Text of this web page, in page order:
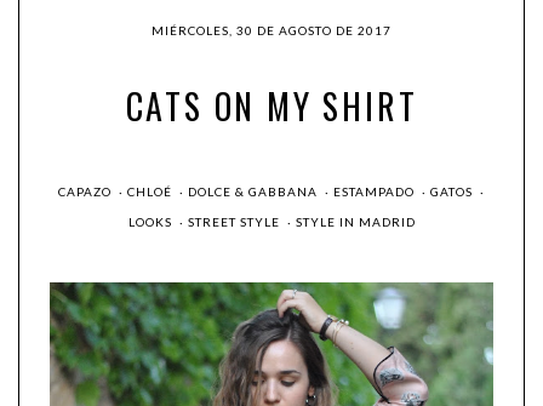
MIÉRCOLES, 30 DE AGOSTO DE 2017
CATS ON MY SHIRT
CAPAZO · CHLOÉ · DOLCE & GABBANA · ESTAMPADO · GATOS ·
LOOKS · STREET STYLE · STYLE IN MADRID